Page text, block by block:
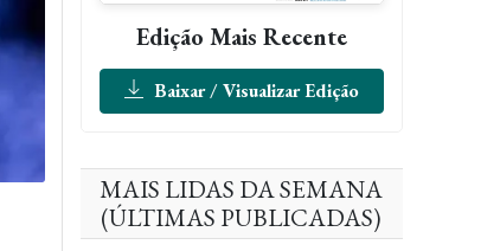
Edição Mais Recente
Baixar / Visualizar Edição
MAIS LIDAS DA SEMANA
(ÚLTIMAS PUBLICADAS)